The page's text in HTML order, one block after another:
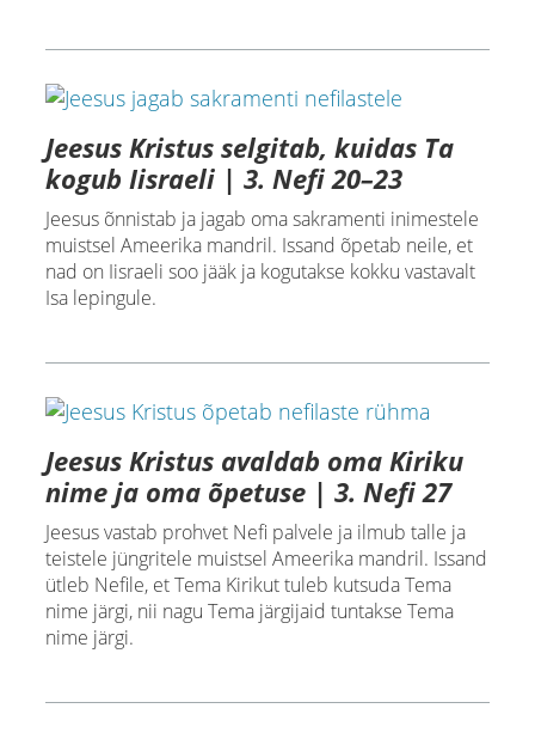
Jeesus Kristus selgitab, kuidas Ta
kogub Iisraeli | 3. Nefi 20–23
Jeesus õnnistab ja jagab oma sakramenti inimestele
muistsel Ameerika mandril. Issand õpetab neile, et
nad on Iisraeli soo jääk ja kogutakse kokku vastavalt
Isa lepingule.
Jeesus Kristus avaldab oma Kiriku
nime ja oma õpetuse | 3. Nefi 27
Jeesus vastab prohvet Nefi palvele ja ilmub talle ja
teistele jüngritele muistsel Ameerika mandril. Issand
ütleb Nefile, et Tema Kirikut tuleb kutsuda Tema
nime järgi, nii nagu Tema järgijaid tuntakse Tema
nime järgi.